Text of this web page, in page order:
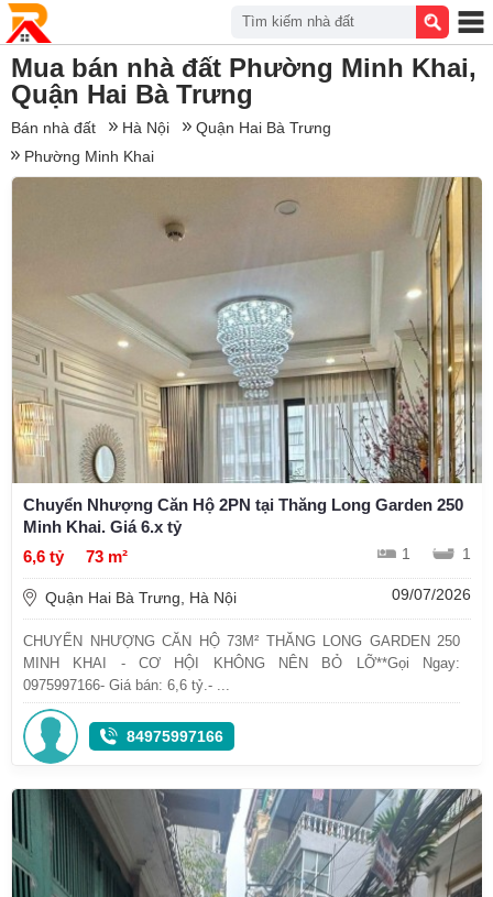
Mua bán nhà đất Phường Minh Khai,
Quận Hai Bà Trưng
Bán nhà đất Hà Nội
Quận Hai Bà Trưng
Phường Minh Khai
Chuyển Nhượng Căn Hộ 2PN tại Thăng Long Garden 250
Minh Khai. Giá 6.x tỷ
6,6 tỷ
73 m² 1 1
Quận Hai Bà Trưng, Hà Nội 09/07/2026
CHUYỂN NHƯỢNG CĂN HỘ 73M² THĂNG LONG GARDEN 250
MINH KHAI - CƠ HỘI KHÔNG NÊN BỎ LỠ**Gọi Ngay:
0975997166- Giá bán: 6,6 tỷ.- ...
84975997166
Tìm kiếm nhà đất